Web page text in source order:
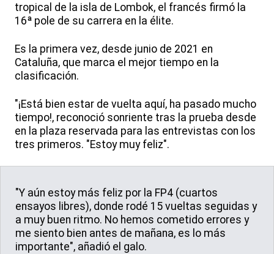
tropical de la isla de Lombok, el francés firmó la
16ª pole de su carrera en la élite.
Es la primera vez, desde junio de 2021 en
Cataluña, que marca el mejor tiempo en la
clasificación.
"¡Está bien estar de vuelta aquí, ha pasado mucho
tiempo!, reconoció sonriente tras la prueba desde
en la plaza reservada para las entrevistas con los
tres primeros. "Estoy muy feliz".
"Y aún estoy más feliz por la FP4 (cuartos
ensayos libres), donde rodé 15 vueltas seguidas y
a muy buen ritmo. No hemos cometido errores y
me siento bien antes de mañana, es lo más
importante", añadió el galo.